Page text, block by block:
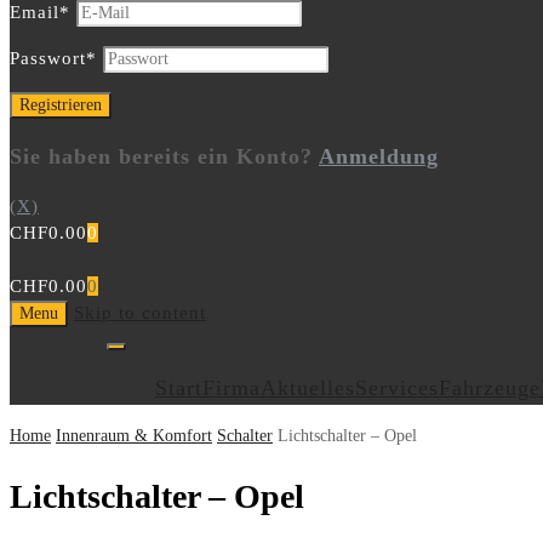
Email*
Passwort*
Sie haben bereits ein Konto? Anmeldung
(X)
CHF0.000
CHF0.000
Menu
Home Innenraum & Komfort Schalter Lichtschalter – Opel
Lichtschalter – Opel